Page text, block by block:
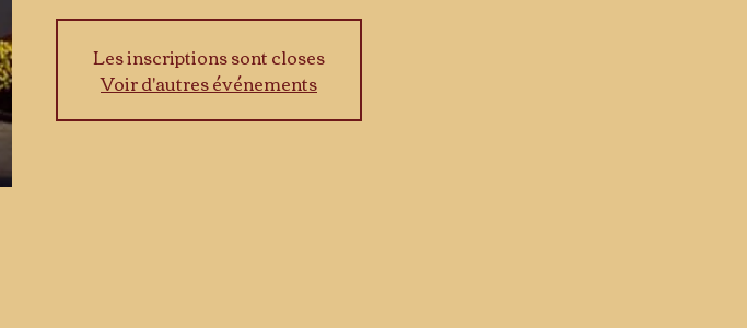
Les inscriptions sont closes
Voir d'autres événements